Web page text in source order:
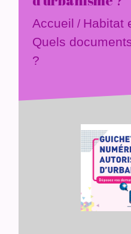
Accueil / Habitat
Quels
?